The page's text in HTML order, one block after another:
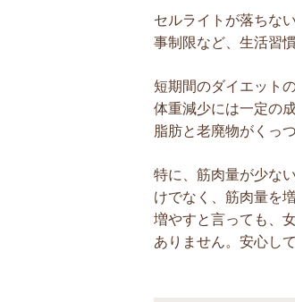
セルライトが落ちな
事制限など、生活習
短期間のダイエット
体重減少には一定の
脂肪と老廃物がくっ
特に、筋肉量が少な
けでなく、筋肉量を
増やすと言っても、
ありません。安心し